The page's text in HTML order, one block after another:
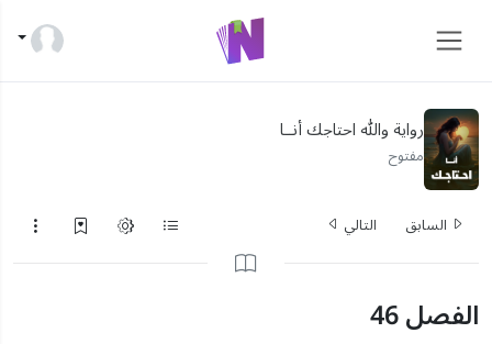
رواية والله احتاجك أنــا
مفتوح
السابق التالي
الفصل 46